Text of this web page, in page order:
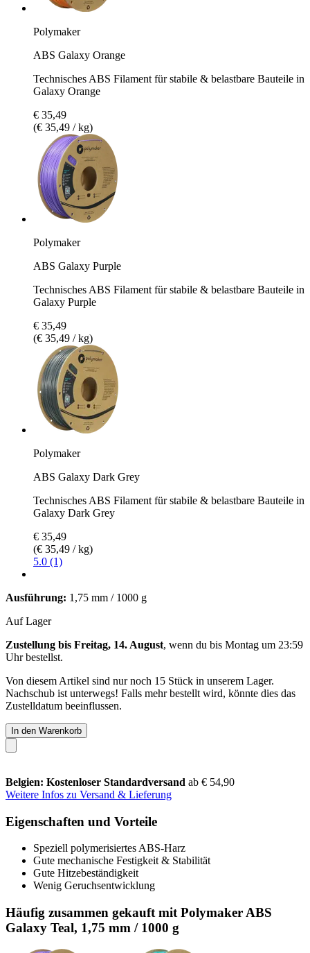
Polymaker
ABS Galaxy Orange
Technisches ABS Filament für stabile & belastbare Bauteile in
Galaxy Orange
€ 35,49
(€ 35,49 / kg)
Polymaker
ABS Galaxy Purple
Technisches ABS Filament für stabile & belastbare Bauteile in
Galaxy Purple
€ 35,49
(€ 35,49 / kg)
Polymaker
ABS Galaxy Dark Grey
Technisches ABS Filament für stabile & belastbare Bauteile in
Galaxy Dark Grey
€ 35,49
(€ 35,49 / kg)
5.0 (1)
Ausführung: 1,75 mm / 1000 g
Auf Lager
Zustellung bis Freitag, 14. August, wenn du bis Montag um 23:59
Uhrbestellst.
Von diesem Artikel sind nur noch 15 Stück in unserem Lager.
Nachschub ist unterwegs! Falls mehr bestellt wird, könnte dies das
Zustelldatum beeinflussen.
In den Warenkorb
Belgien: Kostenloser Standardversand ab € 54,90
Weitere Infos zu Versand & Lieferung
Eigenschaften und Vorteile
Speziell polymerisiertes ABS-Harz
Gute mechanische Festigkeit & Stabilität
Gute Hitzebeständigkeit
Wenig Geruchsentwicklung
Häufig zusammen gekauft mit Polymaker ABS
Galaxy Teal, 1,75 mm / 1000 g